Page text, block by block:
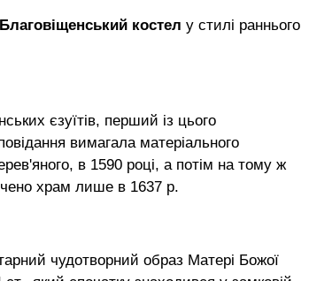
Благовіщенський костел у стилі раннього
єзуїтів, перший із цього
вимагала матеріального
в 1590 році, а потім на тому ж
храм лише в 1637 р.
чудотворний образ Матері Божої